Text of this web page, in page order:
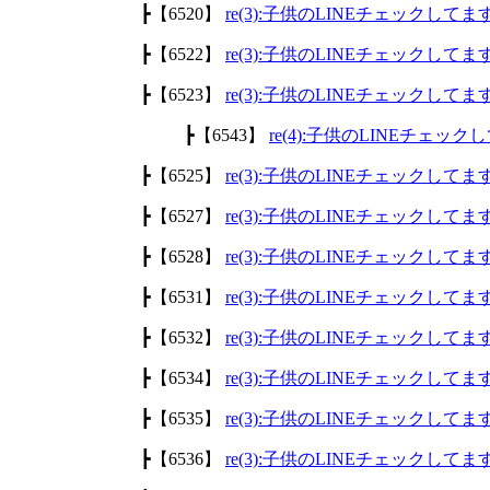
┣【6520】 re(3):子供のLINEチェックしてま
┣【6522】 re(3):子供のLINEチェックしてま
┣【6523】 re(3):子供のLINEチェックしてま
┣【6543】 re(4):子供のLINEチェック
┣【6525】 re(3):子供のLINEチェックしてま
┣【6527】 re(3):子供のLINEチェックしてま
┣【6528】 re(3):子供のLINEチェックしてま
┣【6531】 re(3):子供のLINEチェックしてま
┣【6532】 re(3):子供のLINEチェックしてま
┣【6534】 re(3):子供のLINEチェックしてま
┣【6535】 re(3):子供のLINEチェックしてま
┣【6536】 re(3):子供のLINEチェックしてま